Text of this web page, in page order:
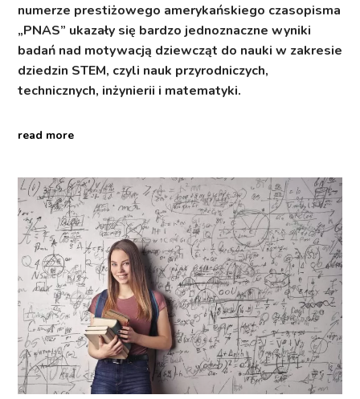
numerze prestiżowego amerykańskiego czasopisma
„PNAS” ukazały się bardzo jednoznaczne wyniki
badań nad motywacją dziewcząt do nauki w zakresie
dziedzin STEM, czyli nauk przyrodniczych,
technicznych, inżynierii i matematyki.
read more